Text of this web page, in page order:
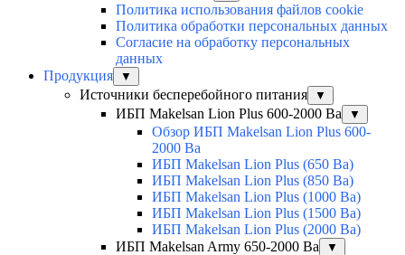
Политика использования файлов cookie
Политика обработки персональных данных
Согласие на обработку персональных
данных
Продукция
▼
Источники бесперебойного питания ▼
ИБП Makelsan Lion Plus 600-2000 Ва ▼
Обзор ИБП Makelsan Lion Plus 600-
2000 Вa
ИБП Makelsan Lion Plus (650 Ва)
ИБП Makelsan Lion Plus (850 Ва)
ИБП Makelsan Lion Plus (1000 Ва)
ИБП Makelsan Lion Plus (1500 Ва)
ИБП Makelsan Lion Plus (2000 Ва)
ИБП Makelsan Army 650-2000 Ва
▼